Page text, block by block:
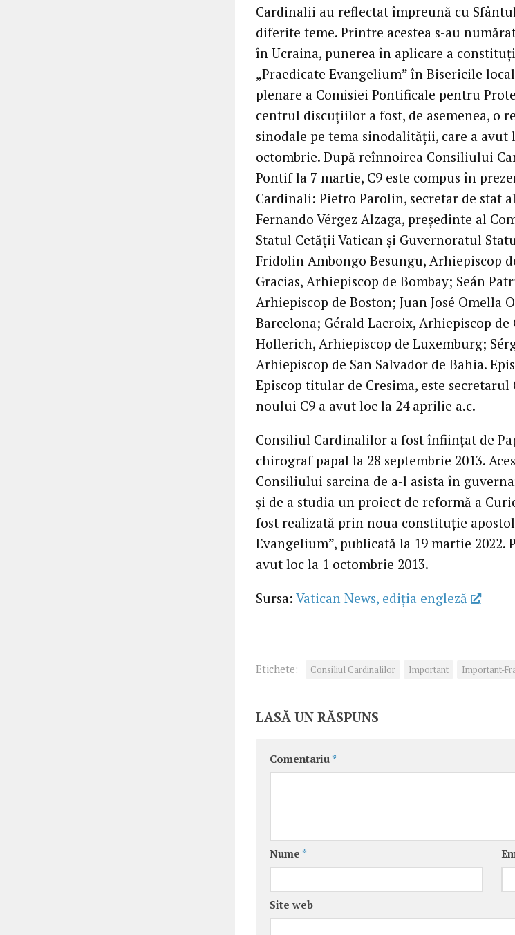
Cardinalii au reflectat împreună cu
diferite teme. Printre acestea s-au
în Ucraina, punerea în aplicare a
„Praedicate Evangelium” în Bisericile
plenare a Comisiei Pontificale pentru
centrul discuțiilor a fost, de asemenea, o
sinodale pe tema sinodalității, care a avut
octombrie. După reînnoirea Consiliului
Pontif la 7 martie, C9 este compus în
Cardinali: Pietro Parolin, secretar de stat
Fernando Vérgez Alzaga, președinte al
Statul Cetății Vatican și Guvernoratul
Fridolin Ambongo Besungu, Arhiepiscop
Gracias, Arhiepiscop de Bombay; Seán
Arhiepiscop de Boston; Juan José Omella
Barcelona; Gérald Lacroix, Arhiepiscop de
Hollerich, Arhiepiscop de Luxemburg;
Arhiepiscop de San Salvador de Bahia.
Episcop titular de Cresima, este secretarul
noului C9 a avut loc la 24 aprilie a.c.
Consiliul Cardinalilor a fost înființat de
chirograf papal la 28 septembrie 2013.
Consiliului sarcina de a-l asista în
și de a studia un proiect de reformă a
fost realizată prin noua constituție
Evangelium”, publicată la 19 martie 2022.
avut loc la 1 octombrie 2013.
Sursa: Vatican News, ediția engleză
Etichete: Consiliul Cardinalilor Important Important-
LASĂ UN RĂSPUNS
Comentariu *
Nume *
Site web